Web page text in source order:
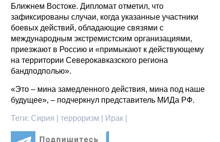
Ближнем Востоке. Дипломат отметил, что
зафиксированы случаи, когда указанные участники
боевых действий, обладающие связями с
международным экстремистским организациями,
приезжают в Россию и «примыкают к действующему
на территории Северокавказского региона
бандподполью».
«Это – мина замедленного действия, мина под наше
будущее», – подчеркнул представитель МИДа РФ.
Теги: Сирия | терроризм | Ирак |